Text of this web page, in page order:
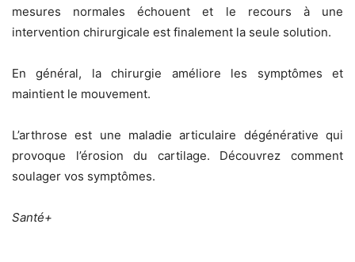
mesures normales échouent et le recours à une
intervention chirurgicale est finalement la seule solution.
En général, la chirurgie améliore les symptômes et
maintient le mouvement.
L’arthrose est une maladie articulaire dégénérative qui
provoque l’érosion du cartilage. Découvrez comment
soulager vos symptômes.
Santé+